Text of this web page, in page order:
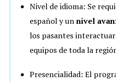
Nivel de idioma: Se
español y unnivel
los pasantes
equipos de toda la
Presencialidad: El